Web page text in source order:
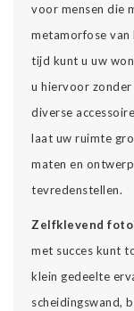
voor mensen die
metamorfose
tijd kunt u uw
u hiervoor
diverse
laat uw ruimte
maten en
tevredenstellen.
Zelfklevend
met succes kunt
klein gedeelte
scheidingswand,